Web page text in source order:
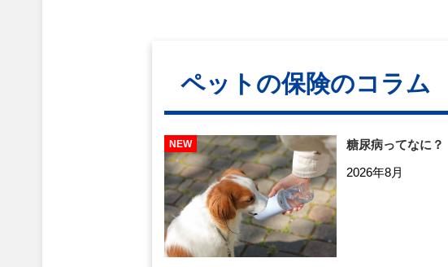
ペットの保険のコラム
糖尿病ってなに？
2026年8月